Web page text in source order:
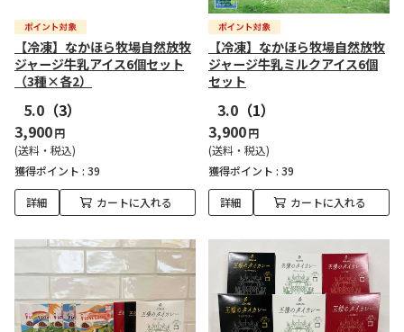
【冷凍】なかほら牧場自然放牧
ジャージ牛乳アイス6個セット
（3種×各2）
5.0 （3）
3,900円
(送料・税込)
獲得ポイント : 39
詳細 カートに入れる
【冷凍】なかほら牧場自然放牧
ジャージ牛乳ミルクアイス6個
セット
3.0 （1）
3,900円
(送料・税込)
獲得ポイント : 39
詳細 カートに入れる